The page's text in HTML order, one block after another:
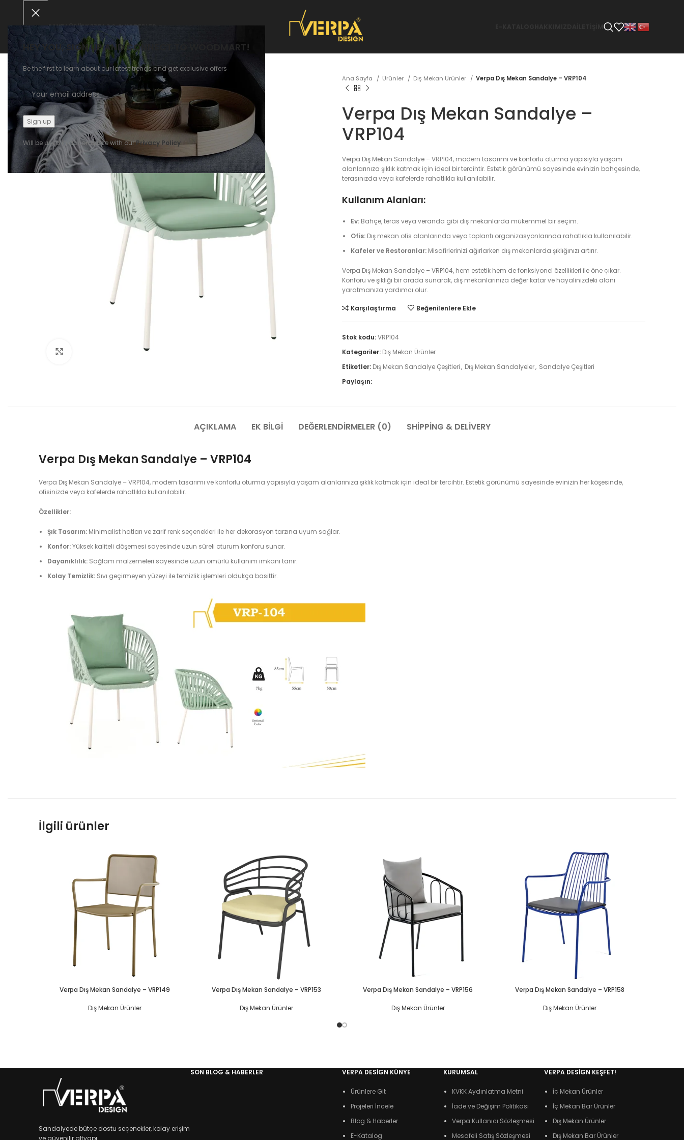
HEY YOU, SIGN UP AND CONNECT TO WOODMART!
Be the first to learn about our latest trends and get exclusive offers
Will be used in accordance with ourPrivacy Policy
ANASAYFA ÜRÜNLERBLOG & HABERLER
Ana Sayfa Ürünler Dış Mekan Ürünler Verpa Dış Mekan Sandalye – VRP104
Verpa Dış Mekan Sandalye –
VRP104
Verpa Dış Mekan Sandalye – VRP104, modern tasarımı ve konforlu oturma yapısıyla yaşam
alanlarınıza şıklık katmak için ideal bir tercihtir. Estetik görünümü sayesinde evinizin bahçesinde,
terasınızda veya kafelerde rahatlıkla kullanılabilir.
Kullanım Alanları:
Ev: Bahçe, teras veya veranda gibi dış mekanlarda mükemmel bir seçim.
Ofis: Dış mekan ofis alanlarında veya toplantı organizasyonlarında rahatlıkla kullanılabilir.
Kafeler ve Restoranlar: Misafirlerinizi ağırlarken dış mekanlarda şıklığınızı artırır.
Verpa Dış Mekan Sandalye – VRP104, hem estetik hem de fonksiyonel özellikleri ile öne çıkar.
Konforu ve şıklığı bir arada sunarak, dış mekanlarınıza değer katar ve hayalinizdeki alanı
yaratmanıza yardımcı olur.
Karşılaştırma Beğenilenlere Ekle
Stok kodu:VRP104
Kategoriler: Dış Mekan Ürünler
Etiketler: Dış Mekan Sandalye Çeşitleri, Dış Mekan Sandalyeler, Sandalye Çeşitleri
Paylaşın:
AÇIKLAMA EK BILGI DEĞERLENDIRMELER (0) SHIPPING & DELIVERY
Verpa Dış Mekan Sandalye – VRP104
Verpa Dış Mekan Sandalye – VRP104, modern tasarımı ve konforlu oturma yapısıyla yaşam alanlarınıza şıklık katmak için ideal bir tercihtir. Estetik görünümü sayesinde evinizin her köşesinde,
ofisinizde veya kafelerde rahatlıkla kullanılabilir.
Özellikler:
Şık Tasarım: Minimalist hatları ve zarif renk seçenekleri ile her dekorasyon tarzına uyum sağlar.
Konfor:Yüksek kaliteli döşemesi sayesinde uzun süreli oturum konforu sunar.
Dayanıklılık: Sağlam malzemeleri sayesinde uzun ömürlü kullanım imkanı tanır.
Kolay Temizlik: Sıvı geçirmeyen yüzeyi ile temizlik işlemleri oldukça basittir.
İlgili ürünler
Verpa Dış Mekan Sandalye – VRP149
Dış Mekan Ürünler
Verpa Dış Mekan Sandalye – VRP153
Dış Mekan Ürünler
Verpa Dış Mekan Sandalye – VRP156
Dış Mekan Ürünler
Verpa Dış Mekan Sandalye – VRP158
Dış Mekan Ürünler
Sandalyede bütçe dostu seçenekler, kolay erişim
ve güvenilir altyapı.
SON BLOG & HABERLER VERPA DESIGN KÜNYE
Ürünlere Git
Projeleri İncele
Blog & Haberler
E-Katalog
KURUMSAL
KVKK Aydınlatma Metni
İade ve Değişim Politikası
Verpa Kullanıcı Sözleşmesi
Mesafeli Satış Sözleşmesi
VERPA DESIGN KEŞFET!
İç Mekan Ürünler
İç Mekan Bar Ürünler
Dış Mekan Ürünler
Dış Mekan Bar Ürünler